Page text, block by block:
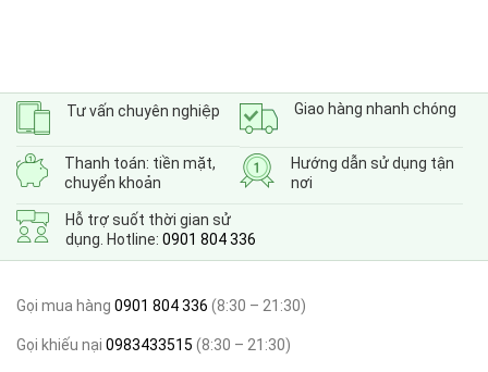
Tư vấn chuyên nghiệp Giao hàng nhanh chóng
Thanh toán: tiền mặt,
chuyển khoản
Hướng dẫn sử dụng tận
nơi
Hỗ trợ suốt thời gian sử
dụng. Hotline: 0901 804 336
Gọi mua hàng 0901 804 336 (8:30 – 21:30)
Gọi khiếu nại 0983433515 (8:30 – 21:30)